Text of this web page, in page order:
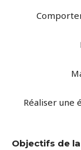
Réaliser une
Objectifs de